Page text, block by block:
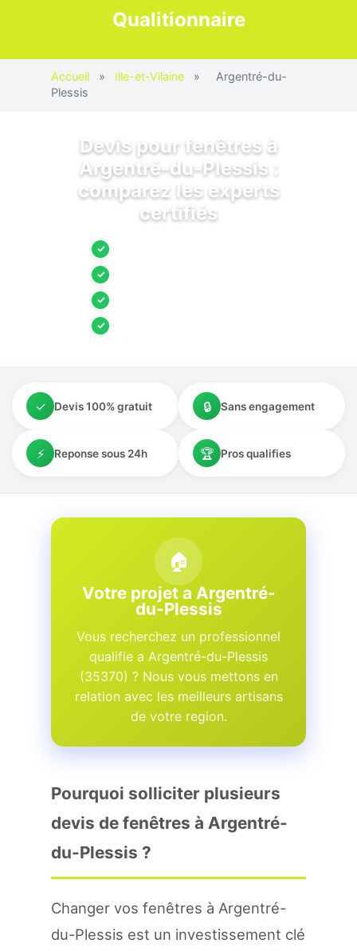
Qualitionnaire
Accueil » Ille-et-Vilaine »
Argentré-du-
Plessis
Devis pour fenêtres à
Argentré-du-Plessis :
comparez les experts
certifiés
✓
✓
✓
✓
✓ Devis 100% gratuit 🔒 Sans engagement
⚡ Reponse sous 24h 🏆 Pros qualifies
🏠
Votre projet a Argentré-
du-Plessis
Vous recherchez un professionnel
qualifie a Argentré-du-Plessis
(35370) ? Nous vous mettons en
relation avec les meilleurs artisans
de votre region.
Pourquoi solliciter plusieurs
devis de fenêtres à Argentré-
du-Plessis ?
Changer vos fenêtres à Argentré-
du-Plessis est un investissement clé